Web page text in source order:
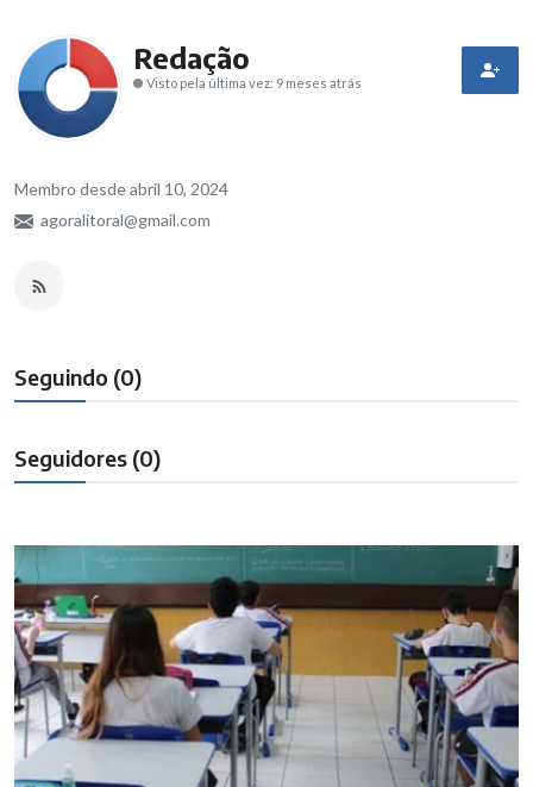
Policial
Brasil
Redação
Visto pela última vez: 9 meses atrás
Membro desde abril 10, 2024
agoralitoral@gmail.com
Seguindo (0)
Seguidores (0)